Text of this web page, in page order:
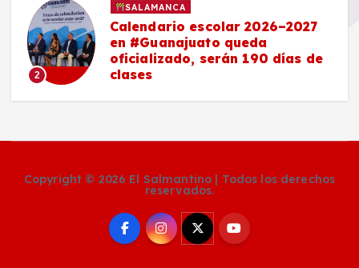
2
SALAMANCA
Calendario escolar 2026–2027
en #Guanajuato queda
oficializado, serán 190 días de
clases
Copyright © 2026 El Salmantino | Todos los derechos
reservados.